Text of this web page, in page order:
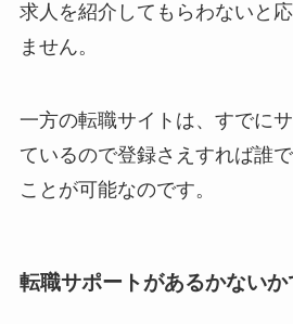
求人を紹介してもらわないと
ません。
一方の転職サイトは、すでに
ているので登録さえすれば誰
ことが可能なのです。
転職サポートがあるかないか